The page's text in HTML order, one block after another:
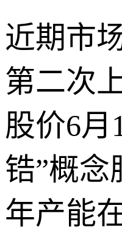
近期市
第二次
股价6月
锆”概
年产能